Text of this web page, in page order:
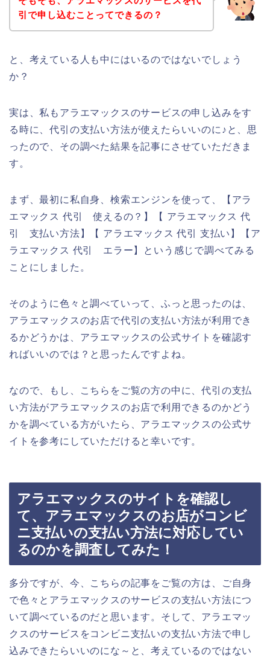
引で申し込むことってできるの？
と、考えている人も中にはいるのではないでしょう
か？
実は、私もアラエマックスのサービスの申し込みをす
る時に、代引の支払い方法が使えたらいいのに♪と、思
ったので、その調べた結果を記事にさせていただきま
す。
まず、最初に私自身、検索エンジンを使って、【アラ
エマックス 代引 使えるの？】【 アラエマックス 代
引 支払い方法】【 アラエマックス 代引 支払い】【ア
ラエマックス 代引 エラー】という感じで調べてみる
ことにしました。
そのように色々と調べていって、ふっと思ったのは、
アラエマックスのお店で代引の支払い方法が利用でき
るかどうかは、アラエマックスの公式サイトを確認す
ればいいのでは？と思ったんですよね。
なので、もし、こちらをご覧の方の中に、代引の支払
い方法がアラエマックスのお店で利用できるのかどう
かを調べている方がいたら、アラエマックスの公式サ
イトを参考にしていただけると幸いです。
アラエマックスのサイトを確認し
て、アラエマックスのお店がコンビ
ニ支払いの支払い方法に対応してい
るのかを調査してみた！
多分ですが、今、こちらの記事をご覧の方は、ご自身
で色々とアラエマックスのサービスの支払い方法につ
いて調べているのだと思います。そして、アラエマッ
クスのサービスをコンビニ支払いの支払い方法で申し
込みできたらいいのにな～と、考えているのではない